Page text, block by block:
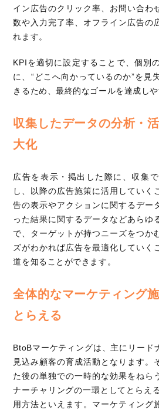
イン広告のクリック率、お問い合わ
数や入力完了率、オフライン広告の
れます。
KPIを適切に設定することで、個別
に、“どこへ向かっているのか”を見
きるため、最終的なゴールを達成しや
収集したデータの分析・
大化
広告を表示・掲出した際に、収集
し、以降の広告施策に活用していく
告の表示やアクションに関するデー
った結果に関するデータなどあらゆ
で、ターゲットが持つニーズをつか
ズがわかれば広告を最適化していく
道を知ることができます。
全体的なマーケティング
とらえる
BtoBマーケティングは、主にリード
見込み顧客の育成活動となります。
た後の単独での一時的な効果をねら
ナーチャリングの一環としてとらえ
用方法といえます。マーケティング